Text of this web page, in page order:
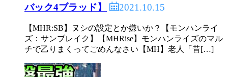
バック4ブラッド】
2021.10.15
【MHR:SB】ヌシの設定とか嫌いか？【モンハンライ
ズ：サンブレイク】【MHRise】モンハンライズのマル
チで乙りまくってごめんなさい【MH】老人「昔[…]